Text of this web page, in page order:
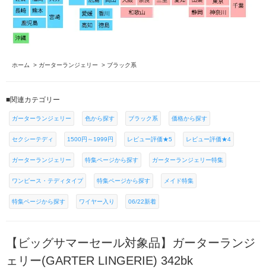
ホーム > ガーターランジェリー > ブラック系
■関連カテゴリー
ガーターランジェリー 色から探す ブラック系 価格から探す
セクシーテディ 1500円～1999円 レビュー評価★5 レビュー評価★4
ガーターランジェリー 特集ページから探す ガーターランジェリー特集
ワンピース・テディタイプ 特集ページから探す メイド特集
特集ページから探す ワイヤー入り 06/22新着
【ビッグサマーセール対象品】ガーターランジ
ェリー(GARTER LINGERIE) 342bk